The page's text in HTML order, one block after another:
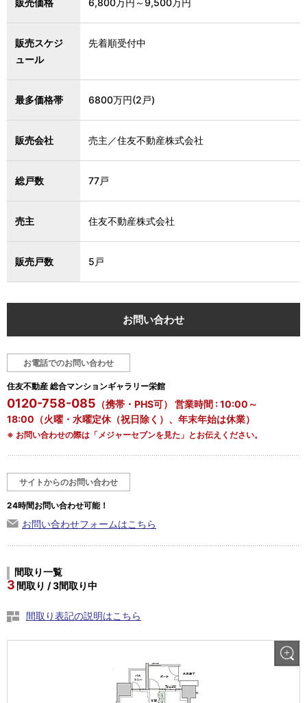
販売スケジ
ュール
先着順受付中
最多価格帯 6800万円(2戸)
販売会社 売主／住友不動産株式会社
総戸数 77戸
売主 住友不動産株式会社
販売戸数 5戸
お問い合わせ
お電話でのお問い合わせ
住友不動産 総合マンションギャラリー栄館
0120-758-085 （携帯・PHS可） 営業時間 : 10:00～
18:00（火曜・水曜定休（祝日除く）、年末年始は休業）
※ お問い合わせの際は「メジャーセブンを見た」とお伝えください。
サイトからのお問い合わせ
24時間お問い合わせ可能！
お問い合わせフォームはこちら
間取り一覧
3 間取り / 3間取り中
間取り表記の説明はこちら